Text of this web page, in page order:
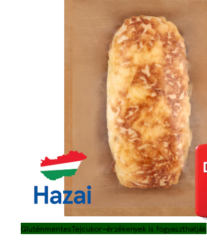
GluténmentesTejcukor-érzékenyek is fogyaszthatják